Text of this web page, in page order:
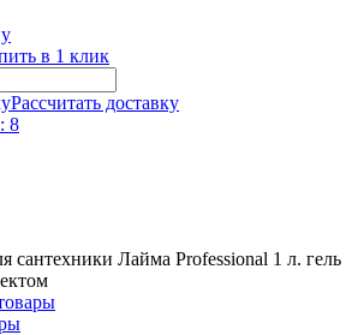
в 1 клик
Рассчитать доставку
8
сантехники Лайма Professional 1 л. гель